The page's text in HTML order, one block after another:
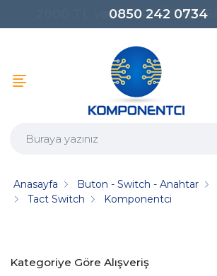
0850 242 0734
Anasayfa Buton - Switch - Anahtar
Tact Switch
Komponentci
Kategoriye Göre Alışveriş